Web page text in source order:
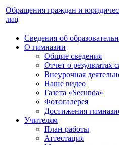
Обращения граждан и
лиц
Сведения об
О гимназии
Общие сведения
Отчет о результатах
Внеурочная
Наше видео
Газета «Secunda»
Фотогалерея
Достижения
Учителям
План работы
Аттестация